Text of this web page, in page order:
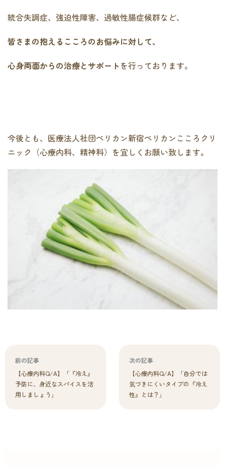
統合失調症、強迫性障害、過敏性腸症候群など、
皆さまの抱えるこころのお悩みに対して、
心身両面からの治療とサポートを行っております。
今後とも、医療法人社団ペリカン新宿ペリカンこころクリ
ニック（心療内科、精神科）を宜しくお願い致します。
前の記事
【心療内科Q/A】「『冷え』
予防に、身近なスパイスを活
用しましょう」
次の記事
【心療内科Q/A】「自分では
気づきにくいタイプの『冷え
性』とは？」